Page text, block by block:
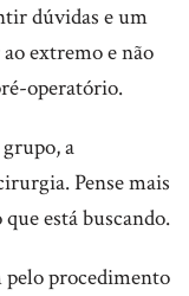
dúvidas e um
extremo e não
operatório.
a
Pense mais
está buscando.
pelo procedimento